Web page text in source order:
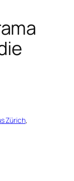
Zürich